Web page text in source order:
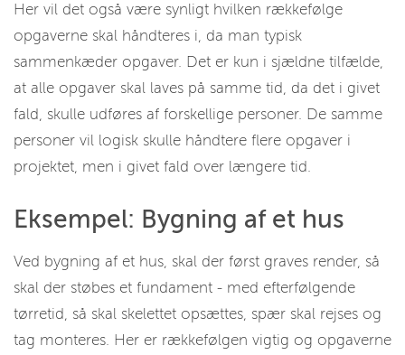
Her vil det også være synligt hvilken rækkefølge
opgaverne skal håndteres i, da man typisk
sammenkæder opgaver. Det er kun i sjældne tilfælde,
at alle opgaver skal laves på samme tid, da det i givet
fald, skulle udføres af forskellige personer. De samme
personer vil logisk skulle håndtere flere opgaver i
projektet, men i givet fald over længere tid.
Eksempel: Bygning af et hus
Ved bygning af et hus, skal der først graves render, så
skal der støbes et fundament - med efterfølgende
tørretid, så skal skelettet opsættes, spær skal rejses og
tag monteres. Her er rækkefølgen vigtig og opgaverne